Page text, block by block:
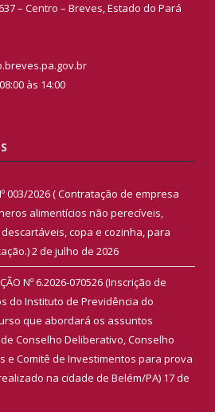
– Centro – Breves, Estado do Pará
às 14:00
003/2026 ( Contratação de empresa
alimentícios não perecíveis,
copa e cozinha, para
2 de julho de 2026
Nº 6.2026-070526 (Inscrição de
do Instituto de Previdência do
que abordará os assuntos
Conselho Deliberativo, Conselho
e Comitê de Investimentos para prova
na cidade de Belém/PA) 17 de